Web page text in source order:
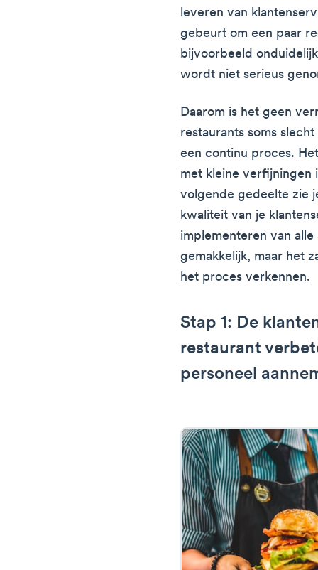
leveren van
gebeurt om een paar
bijvoorbeeld
wordt niet serieus
Daarom is het geen
restaurants soms
een continu proces.
met kleine verfijningen
volgende gedeelte zie
kwaliteit van je
implementeren van
gemakkelijk, maar het
het proces verkennen.
Stap 1: De
restaurant
personeel